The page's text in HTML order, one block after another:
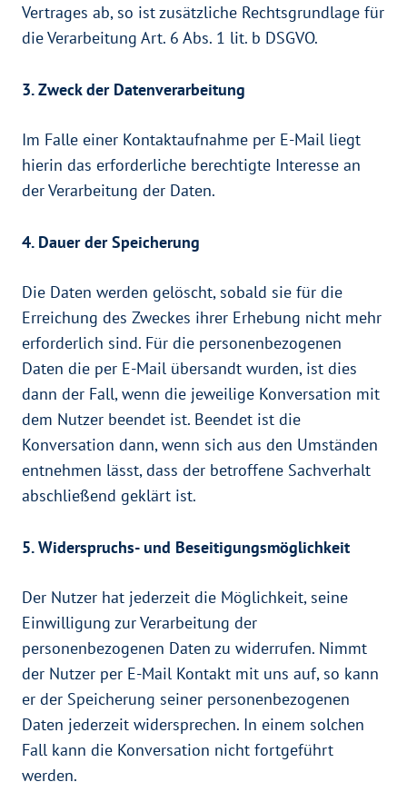
Vertrages ab, so ist zusätzliche Rechtsgrundlage für
die Verarbeitung Art. 6 Abs. 1 lit. b DSGVO.
3. Zweck der Datenverarbeitung
Im Falle einer Kontaktaufnahme per E-Mail liegt
hierin das erforderliche berechtigte Interesse an
der Verarbeitung der Daten.
4. Dauer der Speicherung
Die Daten werden gelöscht, sobald sie für die
Erreichung des Zweckes ihrer Erhebung nicht mehr
erforderlich sind. Für die personenbezogenen
Daten die per E-Mail übersandt wurden, ist dies
dann der Fall, wenn die jeweilige Konversation mit
dem Nutzer beendet ist. Beendet ist die
Konversation dann, wenn sich aus den Umständen
entnehmen lässt, dass der betroffene Sachverhalt
abschließend geklärt ist.
5. Widerspruchs- und Beseitigungsmöglichkeit
Der Nutzer hat jederzeit die Möglichkeit, seine
Einwilligung zur Verarbeitung der
personenbezogenen Daten zu widerrufen. Nimmt
der Nutzer per E-Mail Kontakt mit uns auf, so kann
er der Speicherung seiner personenbezogenen
Daten jederzeit widersprechen. In einem solchen
Fall kann die Konversation nicht fortgeführt
werden.